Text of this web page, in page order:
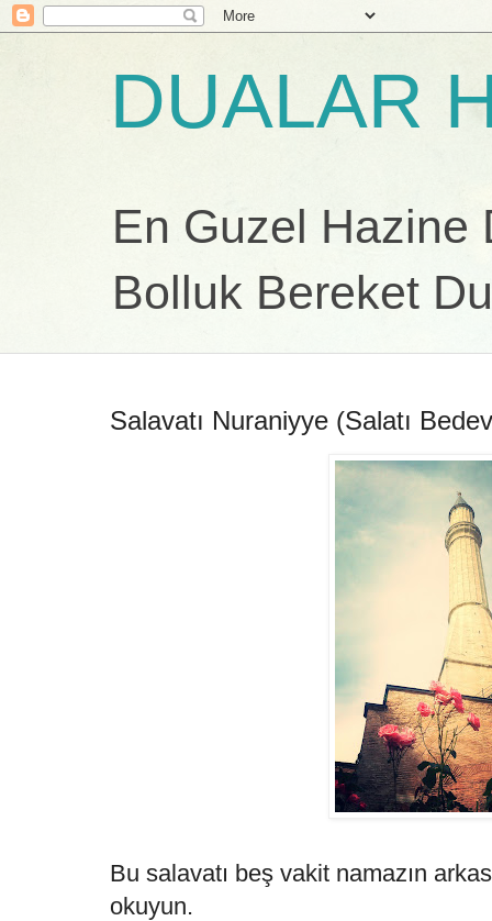
DUALAR
En Guzel Hazine
Bolluk Bereket
Salavatı Nuraniyye (Salatı
Bu salavatı beş vakit namazın
okuyun.